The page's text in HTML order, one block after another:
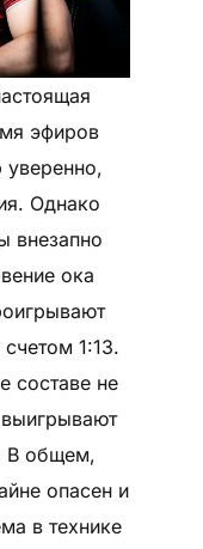
эфиров
уверенно,
Однако
внезапно
ока
1:13.
составе не
В общем,
опасен и
в технике